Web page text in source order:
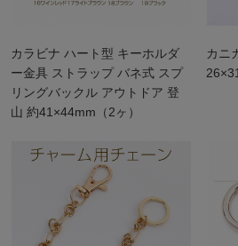
カラビナ ハート型 キーホルダ
ー金具 ストラップ バネ式 スプ
リングバックル アウトドア 登
山 約41×44mm（2ヶ）
カニ